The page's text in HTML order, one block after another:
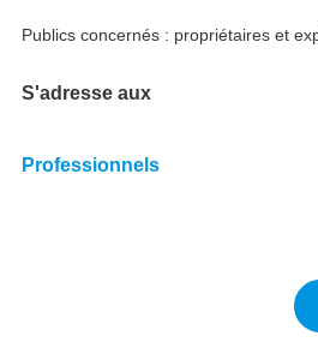
Publics concernés : propriétaires et
S'adresse aux
Professionnels